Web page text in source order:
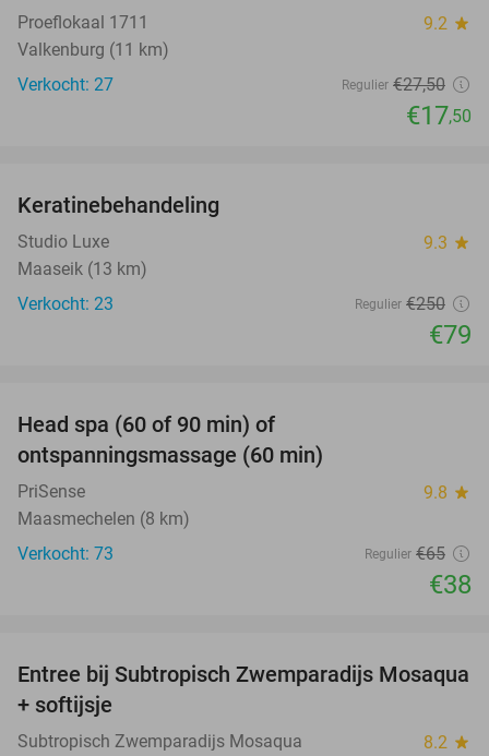
Proeflokaal 1711 9.2 star
Valkenburg (11 km)
Verkocht: 27
Regulier €27,50
€17,50
Keratinebehandeling
Studio Luxe 9.3 star
Maaseik (13 km)
Verkocht: 23
Regulier €250
€79
Head spa (60 of 90 min) of
ontspanningsmassage (60 min)
PriSense 9.8 star
Maasmechelen (8 km)
Verkocht: 73
Regulier €65
€38
25%
Entree bij Subtropisch Zwemparadijs Mosaqua
+ softijsje
Subtropisch Zwemparadijs Mosaqua 8.2 star